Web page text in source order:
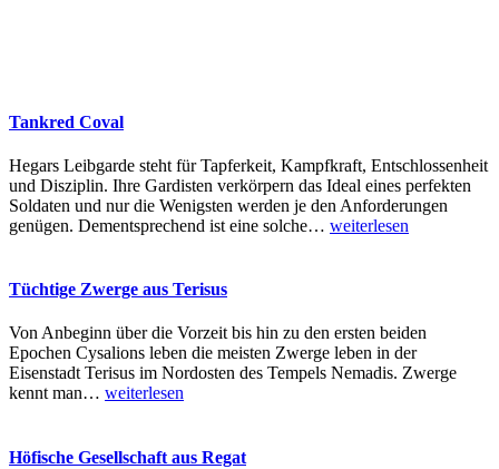
Tankred Coval
Hegars Leibgarde steht für Tapferkeit, Kampfkraft, Entschlossenheit
und Disziplin. Ihre Gardisten verkörpern das Ideal eines perfekten
Soldaten und nur die Wenigsten werden je den Anforderungen
genügen. Dementsprechend ist eine solche… weiterlesen
Tüchtige Zwerge aus Terisus
Von Anbeginn über die Vorzeit bis hin zu den ersten beiden
Epochen Cysalions leben die meisten Zwerge leben in der
Eisenstadt Terisus im Nordosten des Tempels Nemadis. Zwerge
kennt man… weiterlesen
Höfische Gesellschaft aus Regat